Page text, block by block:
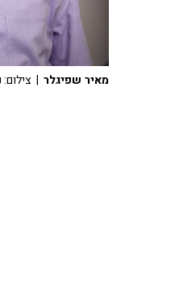
מאיר שפיגלר | צילום: